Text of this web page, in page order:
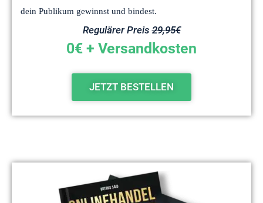
dein Publikum gewinnst und bindest.
Regulärer Preis29,95€
0€ + Versandkosten
JETZT BESTELLEN